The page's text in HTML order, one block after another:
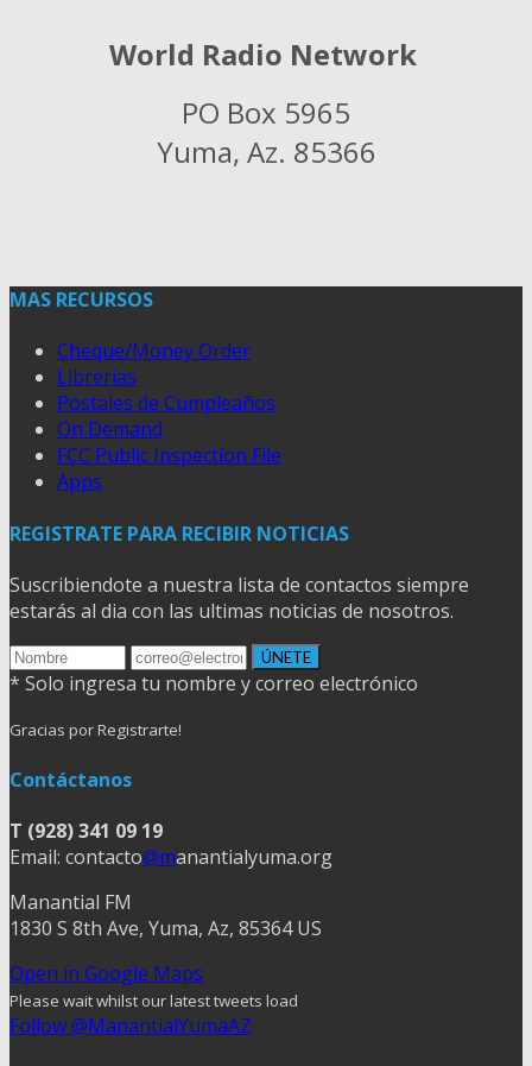
World Radio Network
PO Box 5965
Yuma, Az. 85366
MAS RECURSOS
Cheque/Money Order
Librerias
Postales de Cumpleaños
On Demand
FCC Public Inspection File
Apps
REGISTRATE PARA RECIBIR NOTICIAS
Suscribiendote a nuestra lista de contactos siempre
estarás al dia con las ultimas noticias de nosotros.
* Solo ingresa tu nombre y correo electrónico
Gracias por Registrarte!
Contáctanos
T (928) 341 09 19
Email: contacto@manantialyuma.org
Manantial FM
1830 S 8th Ave, Yuma, Az, 85364 US
Open in Google Maps
Please wait whilst our latest tweets load
Follow @ManantialYumaAZ